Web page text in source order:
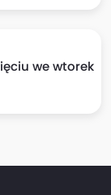
we wtorek